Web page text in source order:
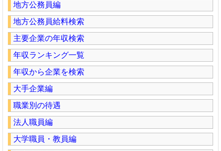
地方公務員編
地方公務員給料検索
主要企業の年収検索
年収ランキング一覧
年収から企業を検索
大手企業編
職業別の待遇
法人職員編
大学職員・教員編